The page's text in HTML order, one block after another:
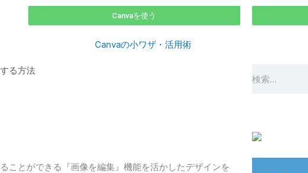
Canvaを使う
Canvaの小ワザ・活用術
る方法
ことができる『画像を編集』機能を活かしたデザインを
索